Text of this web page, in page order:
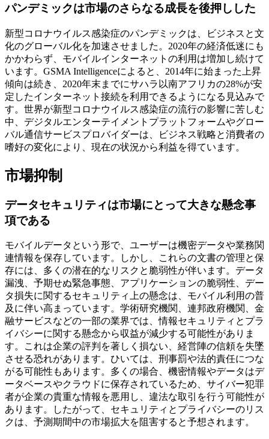
パンデミックは市場のさらなる成長を後押しした
新型コロナウイルス感染症のパンデミックは、ビジネスと文
化のグローバル化を加速させました。2020年の経済低迷にも
かかわらず、モバイルインターネットの利用は増加し続けて
います。GSMA Intelligenceによると、2014年に始まった上昇
傾向は続き、2020年末までにサハラ以南アフリカの28%が安
定したインターネット接続を利用できるようになる見込みで
す。世界が新型コロナウイルス感染症の流行の影響に苦しむ
中、デジタルエンターテイメントプラットフォームやグロー
バル通信サービスプロバイダーは、ビジネス戦略と消費者の
嗜好の変化により、現在の状況から利益を得ています。
市場抑制
データセキュリティは市場にとって大きな懸念事
項である
モバイルデータという形で、ユーザーは機密データや業務関
連情報を保存しています。しかし、これらの文書の管理と保
存には、多くの潜在的なリスクと脆弱性が伴います。データ
漏洩、予期せぬ緊急事態、アプリケーションの脆弱性、デー
タ損失に関するセキュリティ上の懸念は、モバイル利用の普
及に伴い高まっています。学術研究機関、連邦政府機関、金
融サービスなどの一部の業界では、情報セキュリティとプラ
イバシーに関する懸念から収益が減少する可能性がありま
す。これは企業の評判を著しく損ない、経営陣の信頼を失墜
させる恐れがあります。ひいては、刑事罰や法的責任につな
がる可能性もあります。多くの場合、機密情報やデータはデ
ータベースやクラウドに保存されているため、サイバー犯罪
者が企業の貴重な情報を悪用し、違法な取引を行う可能性が
あります。したがって、セキュリティとプライバシーのリス
クは、予測期間中の市場拡大を阻害すると予想されます。